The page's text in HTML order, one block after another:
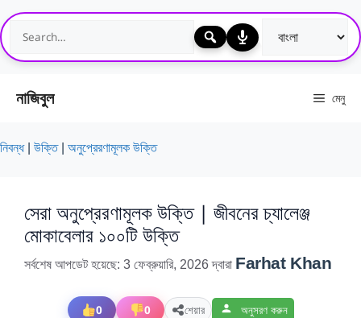
এড়িেয়
লেখায়
যান
নাজিবুল মেনু
নিবন্ধ| উক্তি| অনুপ্রেরণামূলক উক্তি
সেরা অনুপ্রেরণামূলক উক্তি | জীবনের চ্যালেঞ্জ
মোকাবেলার ১০০টি উক্তি
সর্বশেষ আপডেট হয়েছে: 3 ফেব্রুয়ারি, 2026দ্বারা Farhat Khan
0 0 শেয়ার অনুসরণ করুন